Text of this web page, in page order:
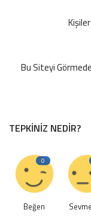
Bu Siteyi
TEPKINIZ NEDIR?
0
Beğen